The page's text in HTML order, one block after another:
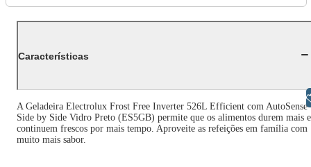
Características
A Geladeira Electrolux Frost Free Inverter 526L Efficient com AutoSense
Side by Side Vidro Preto (ES5GB) permite que os alimentos durem mais e
continuem frescos por mais tempo. Aproveite as refeições em família com
muito mais sabor.